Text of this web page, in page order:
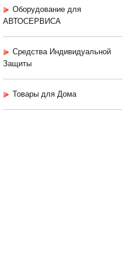
Оборудование для
АВТОСЕРВИСА
Средства Индивидуальной
Защиты
Товары для Дома